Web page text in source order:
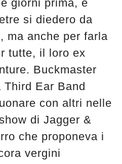
giorni prima, e
si diedero da
ma anche per farla
tutte, il loro ex
Buckmaster
Ear Band
con altri nelle
di Jagger &
che proponeva i
vergini